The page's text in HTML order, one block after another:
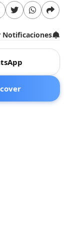
Notificaciones